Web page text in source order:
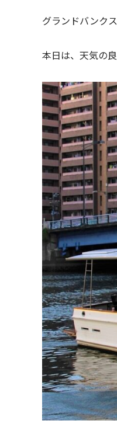
グランドバンク
本日は、天気の